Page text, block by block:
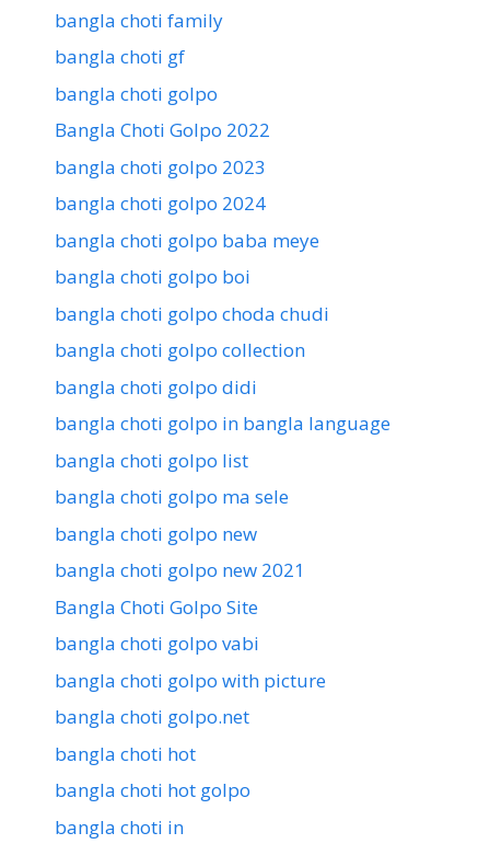
bangla choti family
bangla choti gf
bangla choti golpo
Bangla Choti Golpo 2022
bangla choti golpo 2023
bangla choti golpo 2024
bangla choti golpo baba meye
bangla choti golpo boi
bangla choti golpo choda chudi
bangla choti golpo collection
bangla choti golpo didi
bangla choti golpo in bangla language
bangla choti golpo list
bangla choti golpo ma sele
bangla choti golpo new
bangla choti golpo new 2021
Bangla Choti Golpo Site
bangla choti golpo vabi
bangla choti golpo with picture
bangla choti golpo.net
bangla choti hot
bangla choti hot golpo
bangla choti in